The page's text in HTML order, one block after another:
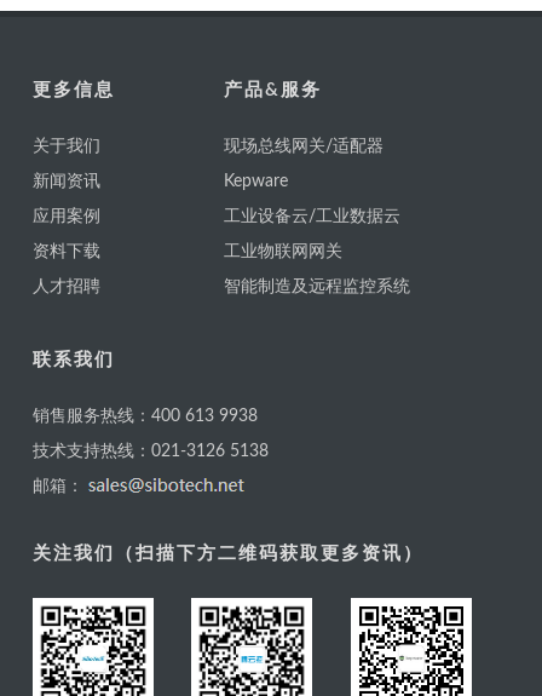
更多信息
关于我们
新闻资讯
应用案例
资料下载
人才招聘
产品&服务
现场总线网关/适配器
Kepware
工业设备云/工业数据云
工业物联网网关
智能制造及远程监控系统
联系我们
销售服务热线：400 613 9938
技术支持热线：021-3126 5138
邮箱：
关注我们（扫描下方二维码获取更多资讯）